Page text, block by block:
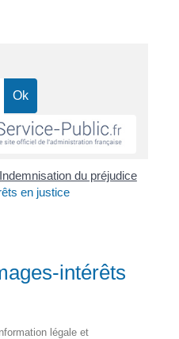
Indemnisation du préjudice
en justice
intérêts
légale et